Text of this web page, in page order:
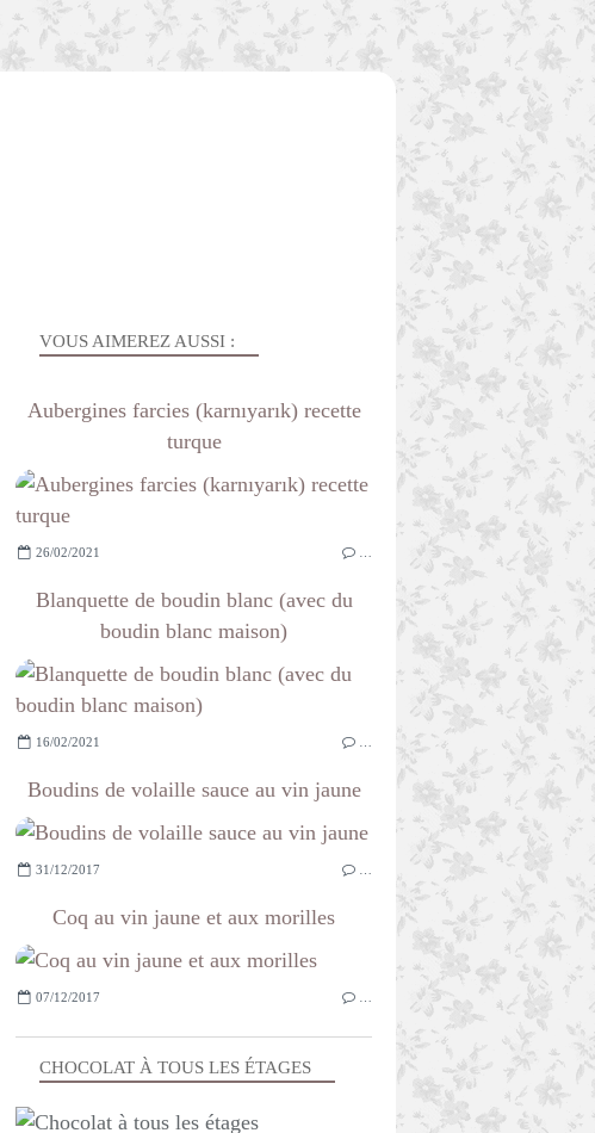
CHOCOLAT À TOUS LES ÉTAGES
VOUS AIMEREZ AUSSI :
Aubergines farcies (karnıyarık) recette
turque
26/02/2021
Blanquette de boudin blanc (avec du
boudin blanc maison)
16/02/2021
Boudins de volaille sauce au vin jaune
31/12/2017
Coq au vin jaune et aux morilles
07/12/2017